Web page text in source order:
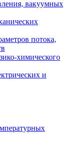
вакуумных
потока,
химического
и